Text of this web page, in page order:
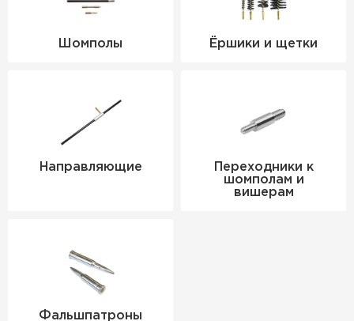
Шомполы Ёршики и щетки
Направляющие
Переходники к
шомполам и
вишерам
Фальшпатроны